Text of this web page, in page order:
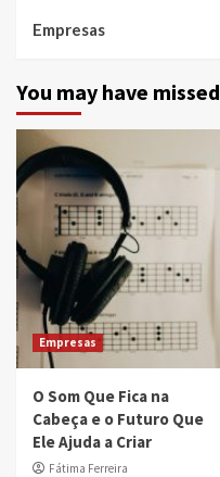
Empresas
You may have missed
Empresas
O Som Que Fica na
Cabeça e o Futuro Que
Ele Ajuda a Criar
Fátima Ferreira